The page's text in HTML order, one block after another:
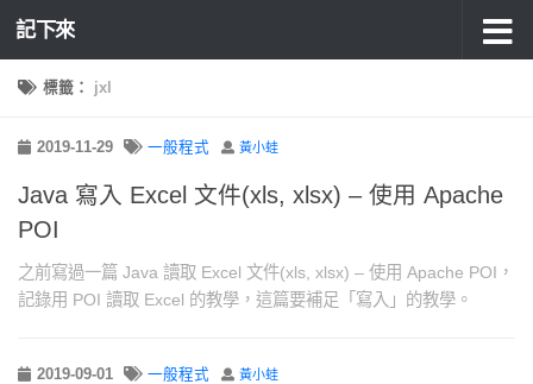
記下來
標籤： jxl
2019-11-29 一般程式 黃小蛙
Java 寫入 Excel 文件(xls, xlsx) – 使用 Apache
POI
之前寫過一篇 Java 讀取 Excel 文件(xls, xlsx) – 使用 Apache POI，
記錄用 POI 讀取 Excel 的教學，這篇要補足「寫入」的教學。
2019-09-01 一般程式 黃小蛙